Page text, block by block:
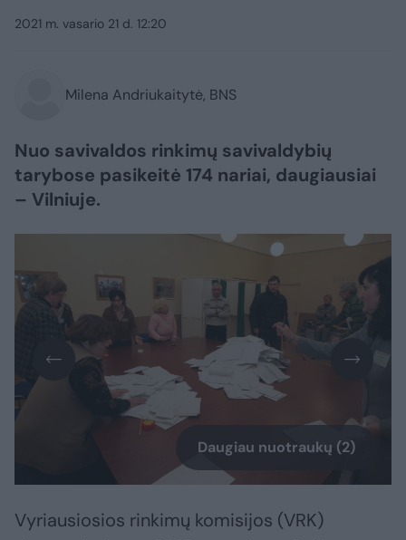
2021 m. vasario 21 d. 12:20
Milena Andriukaitytė, BNS
Nuo savivaldos rinkimų savivaldybių
tarybose pasikeitė 174 nariai, daugiausiai
– Vilniuje.
Daugiau nuotraukų (2)
Vyriausiosios rinkimų komisijos (VRK)